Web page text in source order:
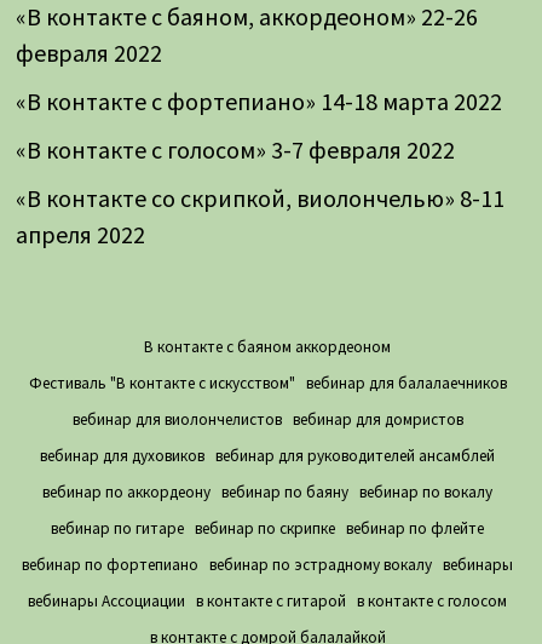
«В контакте с баяном, аккордеоном» 22-26
февраля 2022
«В контакте с фортепиано» 14-18 марта 2022
«В контакте с голосом» 3-7 февраля 2022
«В контакте со скрипкой, виолончелью» 8-11
апреля 2022
В контакте с баяном аккордеоном
Фестиваль "В контакте с искусством" вебинар для балалаечников
вебинар для виолончелистов вебинар для домристов
вебинар для духовиков вебинар для руководителей ансамблей
вебинар по аккордеону вебинар по баяну вебинар по вокалу
вебинар по гитаре вебинар по скрипке вебинар по флейте
вебинар по фортепиано
вебинар по эстрадному вокалу вебинары
вебинары Ассоциации
в контакте с гитарой
в контакте с голосом
в контакте с домрой балалайкой